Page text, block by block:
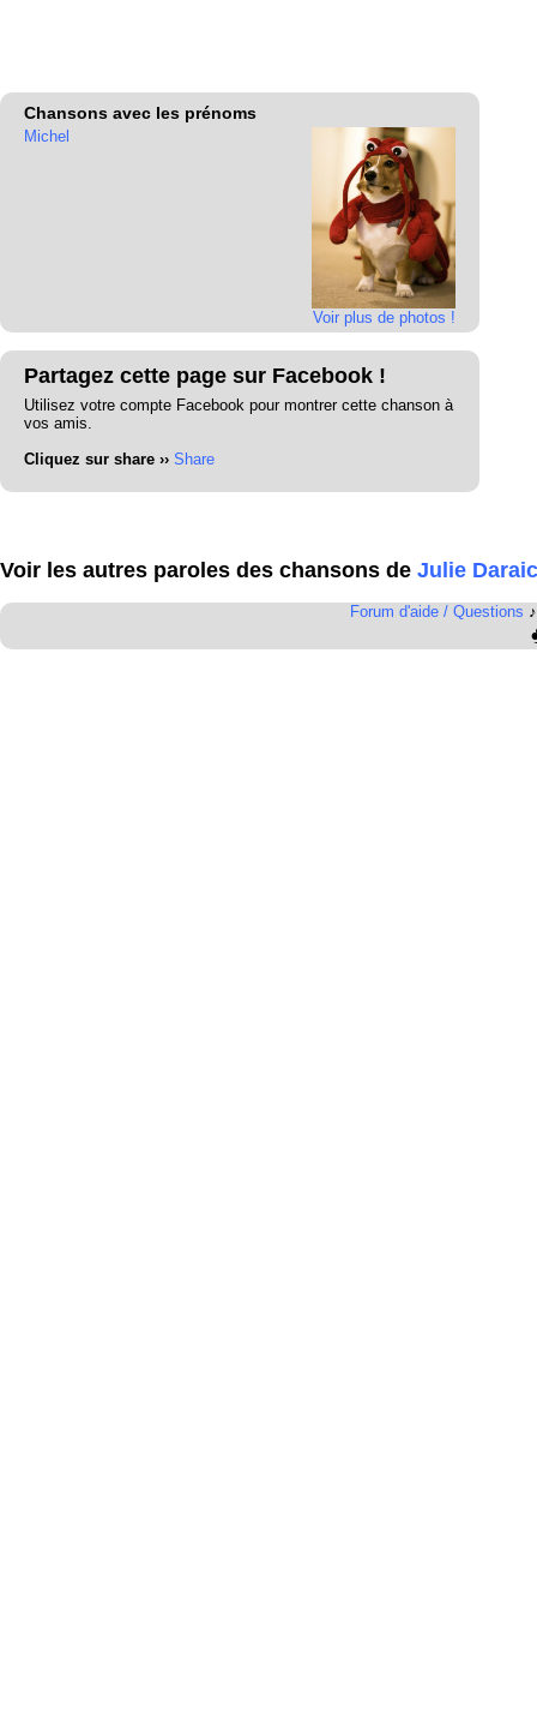
Chansons avec les prénoms
Voir plus de photos !
Michel
Partagez cette page sur Facebook !
Utilisez votre compte Facebook pour montrer cette chanson à
vos amis.
Cliquez sur share ›› Share
Voir les autres paroles des chansons de Julie
Forum d'aide / Questions